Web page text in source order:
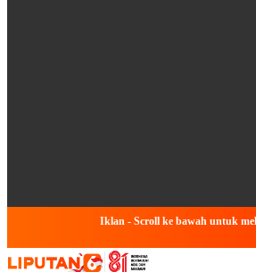
Iklan - Scroll ke bawah untuk